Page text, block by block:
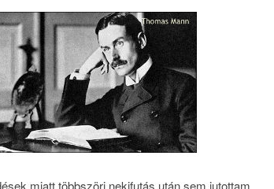
miatt többszöri nekifutás után sem jutottam